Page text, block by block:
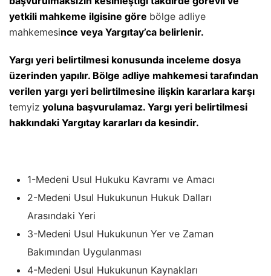
yetkili mahkeme ilgisine göre bölge adliye
mahkemesince veya Yargıtay’ca belirlenir.
Yargı yeri belirtilmesi konusunda inceleme dosya
üzerinden yapılır. Bölge adliye mahkemesi tarafından
verilen yargı yeri belirtilmesine ilişkin kararlara karşı
temyiz yoluna başvurulamaz. Yargı yeri belirtilmesi
hakkındaki Yargıtay kararları da kesindir.
1-Medeni Usul Hukuku Kavramı ve Amacı
2-Medeni Usul Hukukunun Hukuk Dalları
Arasındaki Yeri
3-Medeni Usul Hukukunun Yer ve Zaman
Bakımından Uygulanması
4-Medeni Usul Hukukunun Kaynakları